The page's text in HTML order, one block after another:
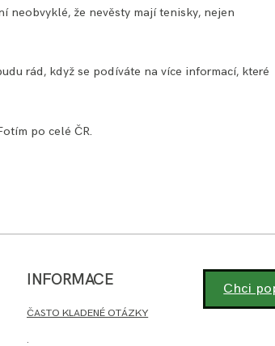
neobvyklé, že nevěsty mají tenisky, nejen
rád, když se podíváte na více informací, které
po celé ČR.
INFORMACE Chci
ČASTO KLADENÉ OTÁZKY
.